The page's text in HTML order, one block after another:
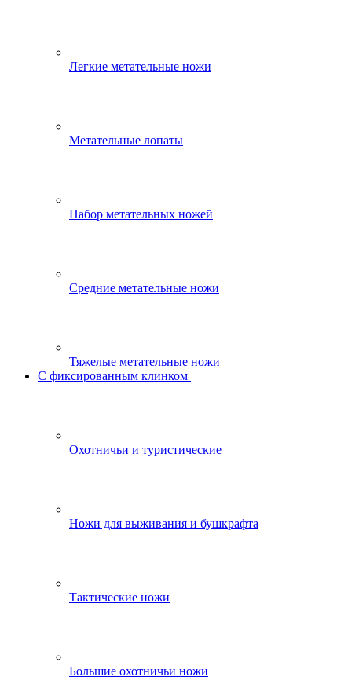
Легкие метательные ножи
Метательные лопаты
Набор метательных ножей
Средние метательные ножи
Тяжелые метательные ножи
С фиксированным клинком
Охотничьи и туристические
Ножи для выживания и бушкрафта
Тактические ножи
Большие охотничьи ножи